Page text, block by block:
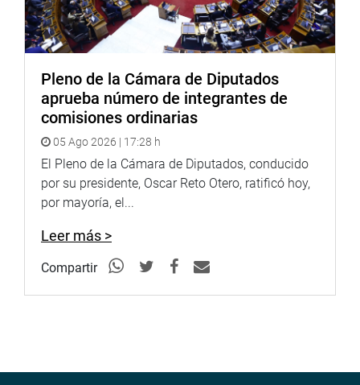
Pleno de la Cámara de Diputados
aprueba número de integrantes de
comisiones ordinarias
05 Ago 2026 | 17:28 h
El Pleno de la Cámara de Diputados, conducido
por su presidente, Oscar Reto Otero, ratificó hoy,
por mayoría, el...
Leer más >
Compartir